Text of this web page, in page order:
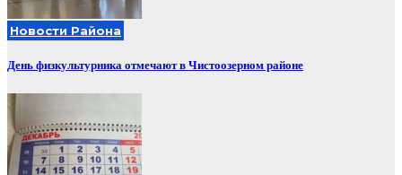
Новости Района
День физкультурника отмечают в Чистоозерном районе